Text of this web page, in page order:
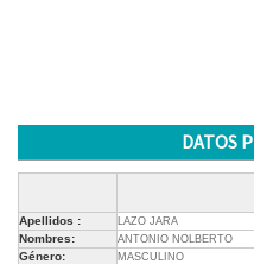
DATOS
Apellidos : LAZO JARA
Nombres: ANTONIO NOLBERTO
Género: MASCULINO